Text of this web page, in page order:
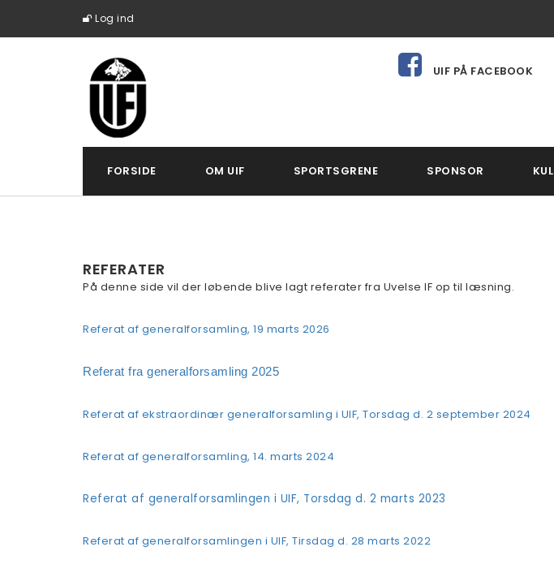
Log ind
UIF PÅ FACEBOOK
FORSIDE OM UIF SPORTSGRENE SPONSOR KUL
REFERATER
På denne side vil der løbende blive lagt referater fra Uvelse IF op til læsning.
Referat af generalforsamling, 19 marts 2026
Referat fra generalforsamling 2025
Referat af ekstraordinær generalforsamling i UIF, Torsdag d. 2 september 2024
Referat af generalforsamling, 14. marts 2024
Referat af generalforsamlingen i UIF, Torsdag d. 2 marts 2023
Referat af generalforsamlingen i UIF, Tirsdag d. 28 marts 2022